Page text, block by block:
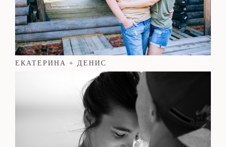
ЕКАТЕРИНА + ДЕНИС